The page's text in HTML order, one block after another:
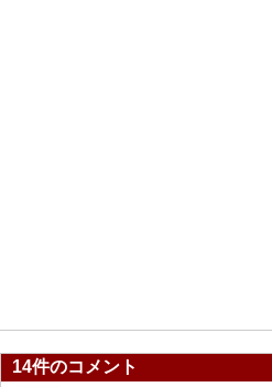
14件のコメント